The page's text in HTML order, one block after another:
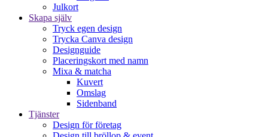
Julkort
Skapa själv
Tryck egen design
Trycka Canva design
Designguide
Placeringskort med namn
Mixa & matcha
Kuvert
Omslag
Sidenband
Tjänster
Design för företag